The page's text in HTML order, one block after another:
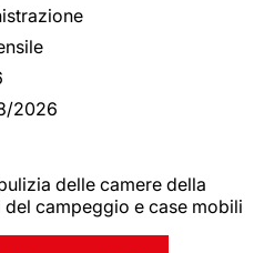
2026
delle camere della
campeggio e case mobili